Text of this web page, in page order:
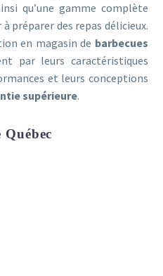
qu’une gamme complète
à préparer des repas délicieux.
en magasin de barbecues
par leurs caractéristiques
et leurs conceptions
supérieure.
Québec